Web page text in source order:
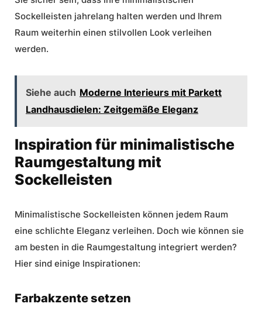
Sockelleisten jahrelang halten werden und Ihrem
Raum weiterhin einen stilvollen Look verleihen
werden.
Siehe auch Moderne Interieurs mit Parkett
Landhausdielen: Zeitgemäße Eleganz
Inspiration für minimalistische
Raumgestaltung mit
Sockelleisten
Minimalistische Sockelleisten können jedem Raum
eine schlichte Eleganz verleihen. Doch wie können sie
am besten in die Raumgestaltung integriert werden?
Hier sind einige Inspirationen:
Farbakzente setzen